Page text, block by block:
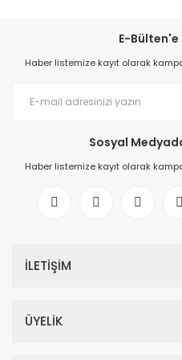
E-Bülten'e
Haber listemize kayıt olarak
Sosyal
Haber listemize kayıt olarak
İLETİŞİM
ÜYELİK